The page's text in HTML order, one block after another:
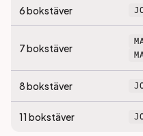
6bokstäver
7bokstäver
8bokstäver
11 bokstäver